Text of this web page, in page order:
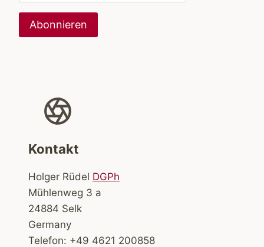
Kontakt
Holger Rüdel DGPh
Mühlenweg 3 a
24884 Selk
Germany
Telefon: +49 4621 200858